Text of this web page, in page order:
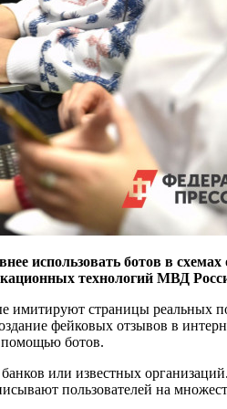
использовать ботов в
технологий МВД
имитируют страницы
фейковых отзывов в
помощью ботов.
или известных
пользователей на